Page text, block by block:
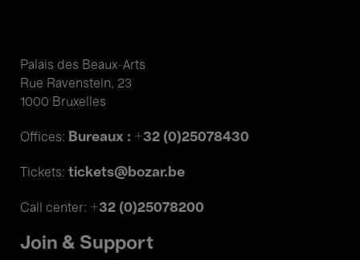
Palais des Beaux-Arts
Rue Ravenstein, 23
1000 Bruxelles
Offices: Bureaux : +32 (0)25078430
Tickets: tickets@bozar.be
Call center: +32 (0)25078200
Join & Support